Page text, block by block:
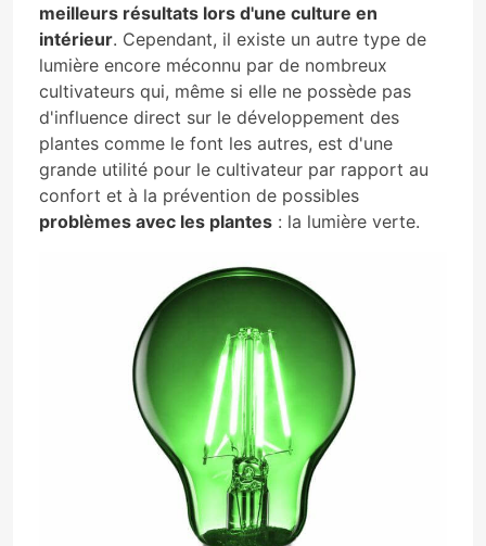
meilleurs résultats lors d'une culture en
intérieur. Cependant, il existe un autre type de
lumière encore méconnu par de nombreux
cultivateurs qui, même si elle ne possède pas
d'influence direct sur le développement des
plantes comme le font les autres, est d'une
grande utilité pour le cultivateur par rapport au
confort et à la prévention de possibles
problèmes avec les plantes : la lumière verte.